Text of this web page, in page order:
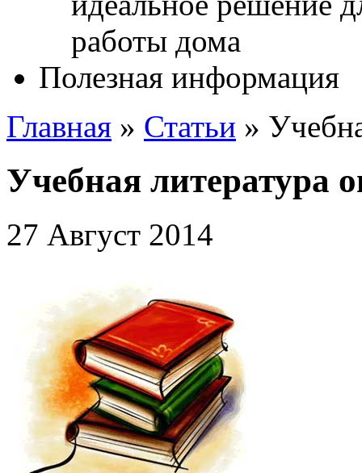
Полезная информация
Главная » Статьи »
Учебная литература
27 Август 2014